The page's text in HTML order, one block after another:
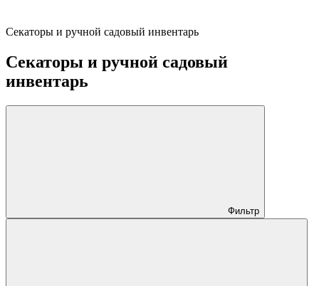
Секаторы и ручной садовый инвентарь
Секаторы и ручной садовый
инвентарь
Фильтр